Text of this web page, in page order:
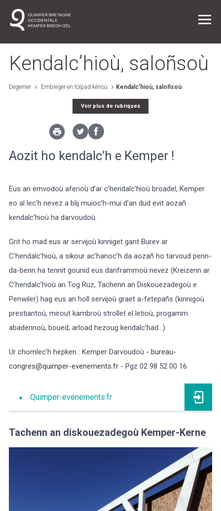
Buhez pemdeziek
Embreger en tolpad-kêrioù
An tolpad-kêrioù / An ensavadur
Select Language ▼
BREZHONEG
Kendalc’hioù, saloñsoù
Degemer Embreger en tolpad-kêrioù Kendalc’hioù, saloñsoù
Voir plus de rubriques
Aozit ho kendalc’h e Kemper !
Eus an emvodoù aferioù d’ar c’hendalc’hioù broadel, Kemper
eo al lec’h nevez a blij muioc’h-mui d’an dud evit aozañ
kendalc’hioù ha darvoudoù.
Grit ho mad eus ar servijoù kinniget gant Burev ar
C’hendalc’hioù, a sikour ac’hanoc’h da aozañ ho tarvoud penn-
da-benn ha tennit gounid eus danframmoù nevez (Kreizenn ar
C’hendalc’hioù an Tog Ruz, Tachenn an Diskouezadegoù e
Penwiler) hag eus an holl servijoù graet a-fetepañs (kinnigoù
prestiantoù, mirout kambroù strollet el letioù, progamm
abadennoù, boued, arload hezoug kendalc’had…)
Ur chomlec’h hepken : Kemper Darvoudoù - bureau-
congres@quimper-evenements.fr - Pgz 02 98 52 00 16
Quimper-evenements.fr
Tachenn an diskouezadegoù Kemper-Kerne